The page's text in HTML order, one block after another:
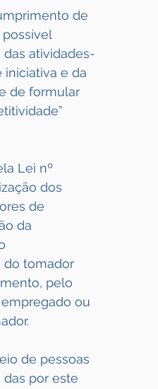
de
das atividades-
e da
de formular
Lei nº
dos
de
da
do tomador
pelo
ou
de pessoas
por este